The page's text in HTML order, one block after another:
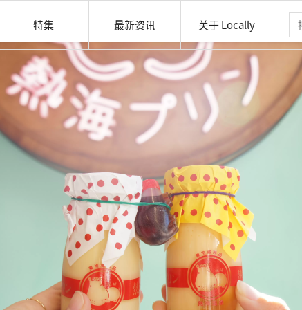
特集 最新资讯 关于 Locally